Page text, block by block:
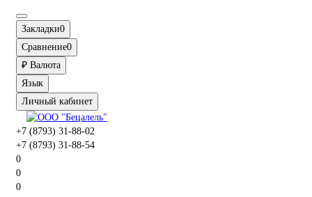
Закладки0
Сравнение0
₽ Валюта
Язык
Личный кабинет
+7 (8793) 31-88-02
+7 (8793) 31-88-54
0
0
0